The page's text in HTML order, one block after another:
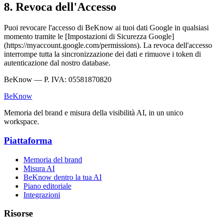
8. Revoca dell'Accesso
Puoi revocare l'accesso di BeKnow ai tuoi dati Google in qualsiasi
momento tramite le [Impostazioni di Sicurezza Google]
(https://myaccount.google.com/permissions). La revoca dell'accesso
interrompe tutta la sincronizzazione dei dati e rimuove i token di
autenticazione dal nostro database.
BeKnow — P. IVA: 05581870820
BeKnow
Memoria del brand e misura della visibilità AI, in un unico
workspace.
Piattaforma
Memoria del brand
Misura AI
BeKnow dentro la tua AI
Piano editoriale
Integrazioni
Risorse